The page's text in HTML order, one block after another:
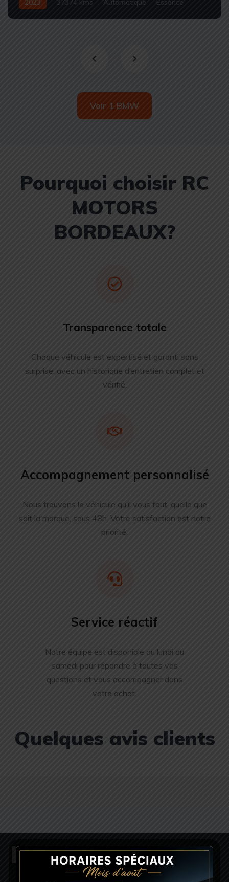
2023 37374 kms Automatique
Essence
Voir 1 BMW
Pourquoi choisir RC
MOTORS
BORDEAUX?
Transparence totale
Chaque véhicule est expertisé et garanti sans
surprise, avec un historique d’entretien complet et
vérifié.
Accompagnement personnalisé
Nous trouvons le véhicule qu’il vous faut, quelle que
soit la marque, sous 48h. Votre satisfaction est notre
priorité.
Service réactif
Notre équipe est disponible du lundi au
samedi pour répondre à toutes vos
questions et vous accompagner dans
votre achat.
Quelques avis clients
NOTRE GARAGE